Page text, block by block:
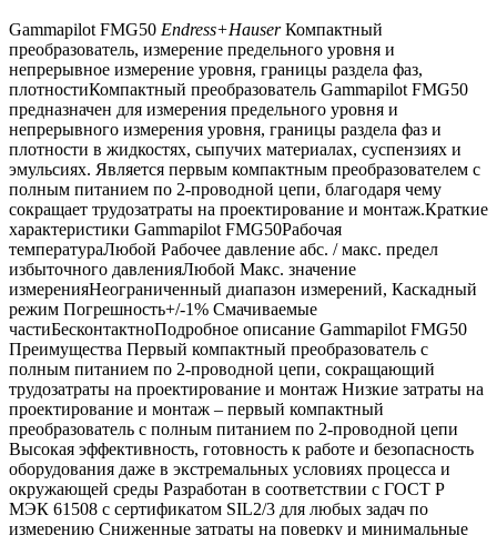
Gammapilot FMG50 Endress+Hauser Компактный
преобразователь, измерение предельного уровня и
непрерывное измерение уровня, границы раздела фаз,
плотностиКомпактный преобразователь Gammapilot FMG50
предназначен для измерения предельного уровня и
непрерывного измерения уровня, границы раздела фаз и
плотности в жидкостях, сыпучих материалах, суспензиях и
эмульсиях. Является первым компактным преобразователем с
полным питанием по 2-проводной цепи, благодаря чему
сокращает трудозатраты на проектирование и монтаж.Краткие
характеристики Gammapilot FMG50Рабочая
температураЛюбой Рабочее давление абс. / макс. предел
избыточного давленияЛюбой Макс. значение
измеренияНеограниченный диапазон измерений, Каскадный
режим Погрешность+/-1% Смачиваемые
частиБесконтактноПодробное описание Gammapilot FMG50
Преимущества Первый компактный преобразователь с
полным питанием по 2-проводной цепи, сокращающий
трудозатраты на проектирование и монтаж Низкие затраты на
проектирование и монтаж – первый компактный
преобразователь с полным питанием по 2-проводной цепи
Высокая эффективность, готовность к работе и безопасность
оборудования даже в экстремальных условиях процесса и
окружающей среды Разработан в соответствии с ГОСТ Р
МЭК 61508 с сертификатом SIL2/3 для любых задач по
измерению Сниженные затраты на поверку и минимальные